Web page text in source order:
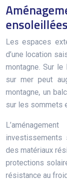
Les espaces
d’une location
montagne. Sur
sur mer peut
montagne, un
sur les sommets
investissements
des matériaux
protections
résistance au